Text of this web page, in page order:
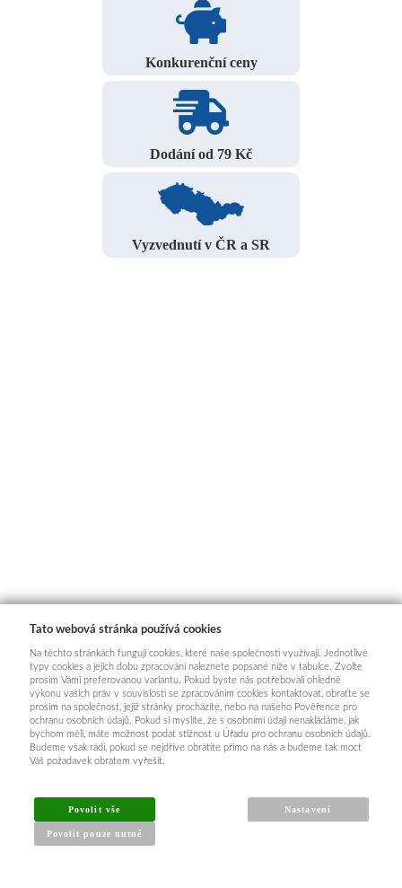
Konkurenční ceny
Dodání od 79 Kč
Vyzvednutí v ČR a SR
Tato webová stránka používá cookies
Na těchto stránkách fungují cookies, které naše společnosti využívají. Jednotlivé
typy cookies a jejich dobu zpracování naleznete popsané níže v tabulce. Zvolte
prosím Vámi preferovanou variantu. Pokud byste nás potřebovali ohledně
výkonu vašich práv v souvislosti se zpracováním cookies kontaktovat, obraťte se
prosím na společnost, jejíž stránky procházíte, nebo na našeho Pověřence pro
ochranu osobních údajů. Pokud si myslíte, že s osobními údaji nenakládáme, jak
bychom měli, máte možnost podat stížnost u Úřadu pro ochranu osobních údajů.
Budeme však rádi, pokud se nejdříve obrátíte přímo na nás a budeme tak moct
Váš požadavek obratem vyřešit.
Povolit vše
Povolit pouze nutné
Nastavení